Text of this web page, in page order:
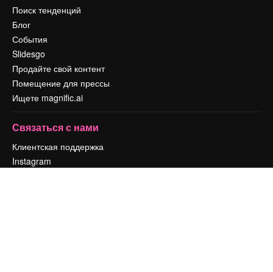
Поиск тенденций
Блог
События
Slidesgo
Продайте свой контент
Помещение для прессы
Ищете magnific.ai
Связаться с нами
Клиентская поддержка
Instagram